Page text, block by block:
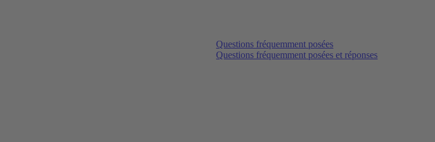
Questions fréquemment posées
Questions fréquemment posées et réponses